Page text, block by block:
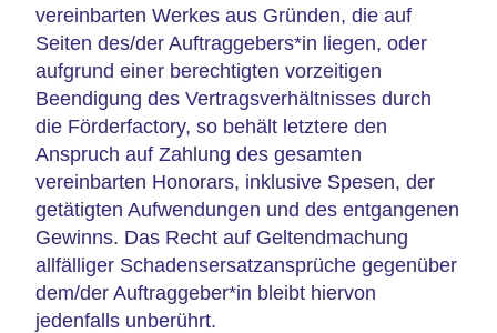
vereinbarten Werkes aus Gründen, die auf
Seiten des/der Auftraggebers*in liegen, oder
aufgrund einer berechtigten vorzeitigen
Beendigung des Vertragsverhältnisses durch
die Förderfactory, so behält letztere den
Anspruch auf Zahlung des gesamten
vereinbarten Honorars, inklusive Spesen, der
getätigten Aufwendungen und des entgangenen
Gewinns. Das Recht auf Geltendmachung
allfälliger Schadensersatzansprüche gegenüber
dem/der Auftraggeber*in bleibt hiervon
jedenfalls unberührt.